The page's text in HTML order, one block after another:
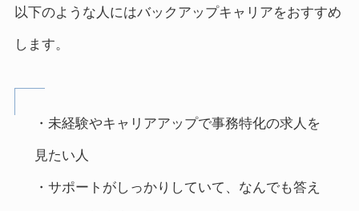
以下のような人にはバックアップキャリアをおすすめ
します。
・未経験やキャリアアップで事務特化の求人を
見たい人
・サポートがしっかりしていて、なんでも答え